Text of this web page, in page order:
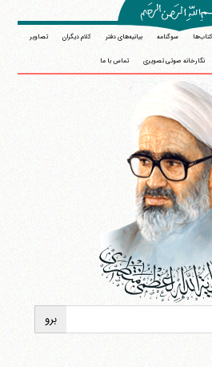
کتاب‌ها سوگنامه بیانیه‌های دفتر کلام دیگران تصاویر
نگارخانه صوتی تصویری تماس با ما